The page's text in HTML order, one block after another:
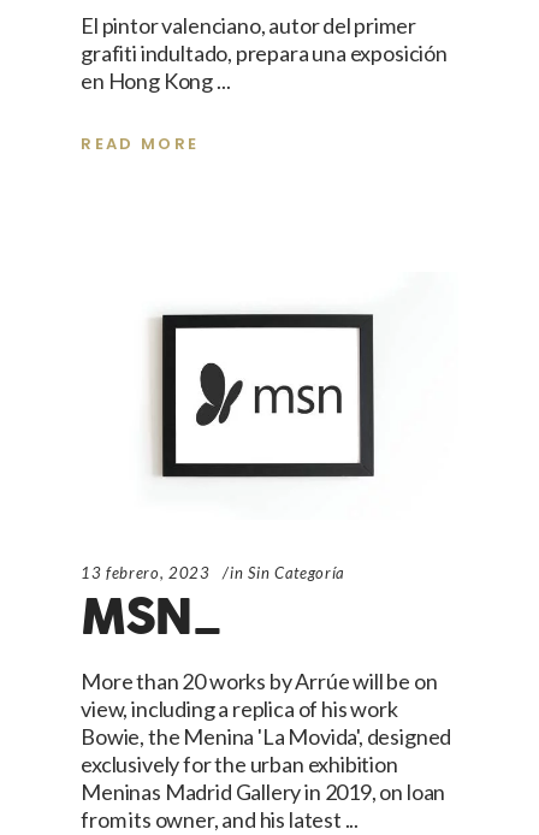
El pintor valenciano, autor del primer
grafiti indultado, prepara una exposición
en Hong Kong
READ MORE
13 febrero, 2023 in Sin Categoría
MSN_
More than 20 works by Arrúe will be on
view, including a replica of his work
Bowie, the Menina 'La Movida', designed
exclusively for the urban exhibition
Meninas Madrid Gallery in 2019, on loan
from its owner, and his latest